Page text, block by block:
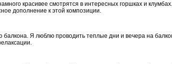
красивее смотрятся в интересных горшках и
дополнение к этой композиции.
Я люблю проводить теплые дни и вечера на